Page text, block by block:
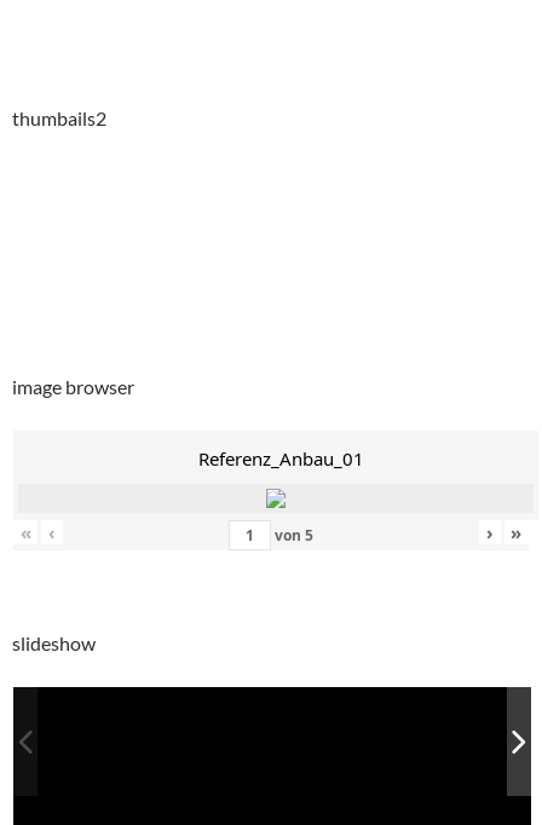
thumbails2
image browser
Referenz_Anbau_01
« ‹ von 5 › »
slideshow